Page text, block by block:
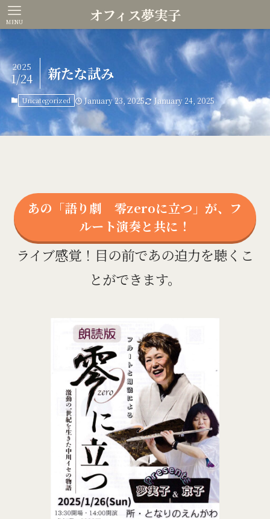
オフィス夢実子
MENU
新たな試み
2025
1/24
Uncategorized January 23, 2025 January 24, 2025
あの「語り劇 零zeroに立つ」が、フ
ルート演奏と共に！
ライブ感覚！目の前であの迫力を聴くこ
とができます。